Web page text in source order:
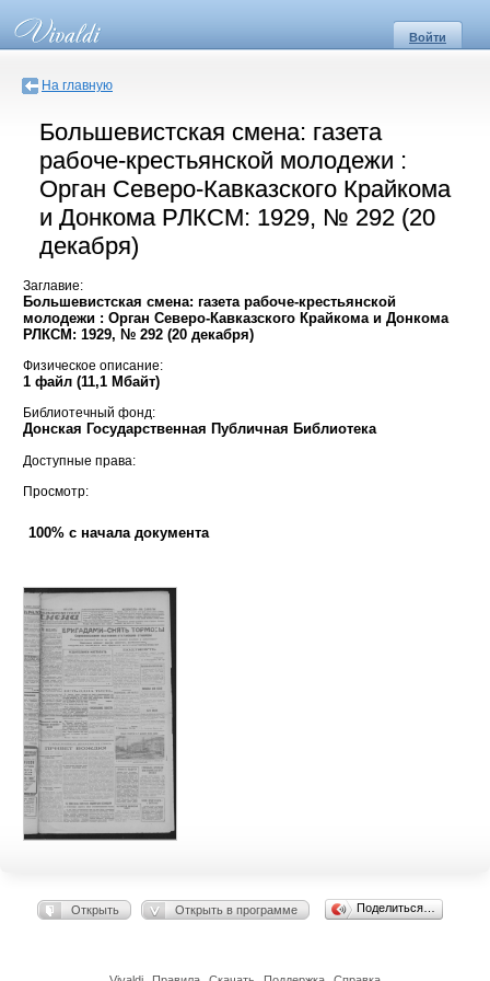
Войти
На главную
Большевистская смена: газета
рабоче-крестьянской молодежи :
Орган Северо-Кавказского Крайкома
и Донкома РЛКСМ: 1929, № 292 (20
декабря)
Заглавие:
Большевистская смена: газета рабоче-крестьянской
молодежи : Орган Северо-Кавказского Крайкома и Донкома
РЛКСМ: 1929, № 292 (20 декабря)
Физическое описание:
1 файл (11,1 Мбайт)
Библиотечный фонд:
Донская Государственная Публичная Библиотека
Доступные права:
Просмотр:
100% с начала документа
Открыть Открыть в программе Поделиться…